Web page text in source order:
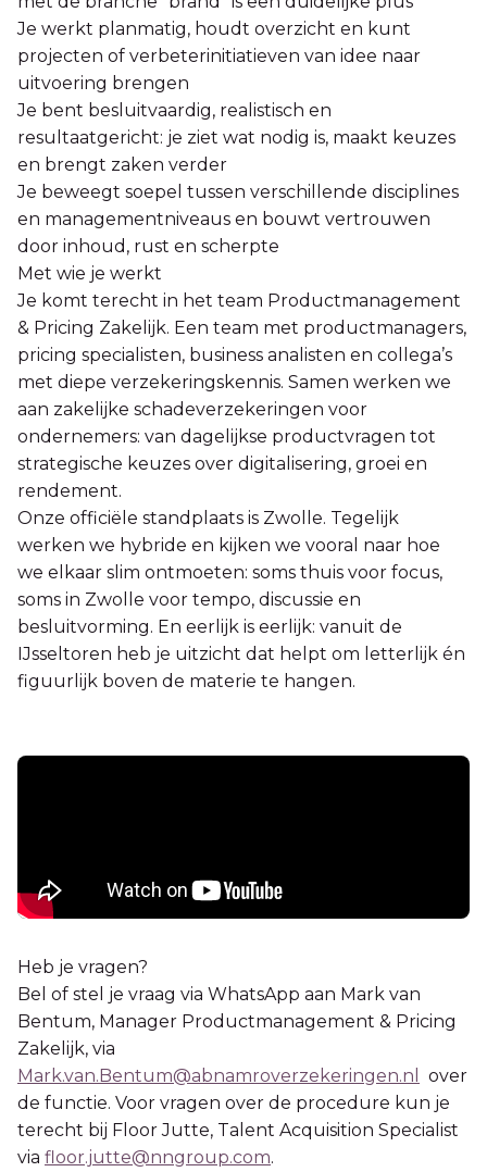
Je werkt planmatig, houdt overzicht en kunt
projecten of verbeterinitiatieven van idee naar
uitvoering brengen
Je bent besluitvaardig, realistisch en
resultaatgericht: je ziet wat nodig is, maakt keuzes
en brengt zaken verder
Je beweegt soepel tussen verschillende disciplines
en managementniveaus en bouwt vertrouwen
door inhoud, rust en scherpte
Met wie je werkt
Je komt terecht in het team Productmanagement
& Pricing Zakelijk. Een team met productmanagers,
pricing specialisten, business analisten en collega’s
met diepe verzekeringskennis. Samen werken we
aan zakelijke schadeverzekeringen voor
ondernemers: van dagelijkse productvragen tot
strategische keuzes over digitalisering, groei en
rendement.
Onze officiële standplaats is Zwolle. Tegelijk
werken we hybride en kijken we vooral naar hoe
we elkaar slim ontmoeten: soms thuis voor focus,
soms in Zwolle voor tempo, discussie en
besluitvorming. En eerlijk is eerlijk: vanuit de
IJsseltoren heb je uitzicht dat helpt om letterlijk én
figuurlijk boven de materie te hangen.
Heb je vragen?
Bel of stel je vraag via WhatsApp aan Mark van
Bentum, Manager Productmanagement & Pricing
Zakelijk, via
Mark.van.Bentum@abnamroverzekeringen.nl
over
de functie. Voor vragen over de procedure kun je
terecht bij Floor Jutte, Talent Acquisition Specialist
via floor.jutte@nngroup.com.